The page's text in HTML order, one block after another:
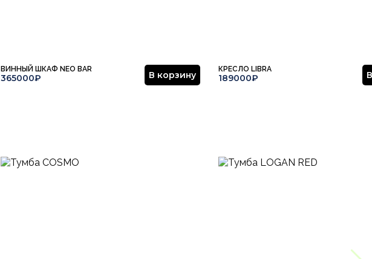
ВИННЫЙ ШКАФ NEO BAR
365000₽ В корзину
КРЕСЛО LIBRA
189000₽